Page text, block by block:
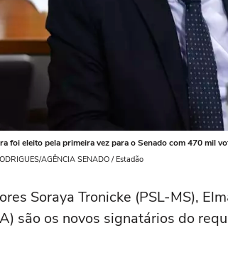
foi eleito pela primeira vez para o Senado com 470 mil
AGÊNCIA SENADO / Estadão
Soraya Tronicke (PSL-MS),
são os novos signatários do